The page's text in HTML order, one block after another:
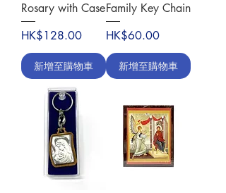
Rosary with Case
價格
HK$128.00
新增至購物車
Family Key Chain
價格
HK$60.00
新增至購物車